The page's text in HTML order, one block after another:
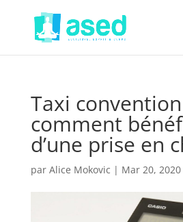
Taxi
comment
d’une prise en
par Alice Mokovic | Mar 20, 2020